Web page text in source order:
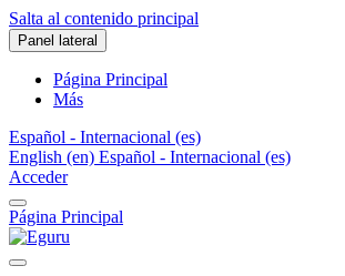
Salta al contenido principal
Panel lateral
Página Principal
Más
Español - Internacional ‎(es)‎
English ‎(en)‎ Español - Internacional ‎(es)‎
Acceder
Página Principal